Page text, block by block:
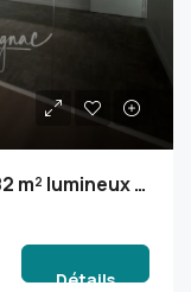
Bureaux à vendre à Argonay – 182 m² lumineux avec 8 stationnements
Détails